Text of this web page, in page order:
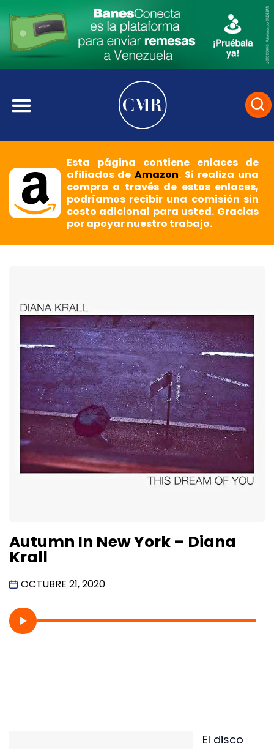
Esta página contiene enlaces de
afiliados deAmazon. Si realiza una
compra a través de estos enlaces,
podríamos recibir una comisión sin
costo adicional para usted. Gracias
por apoyar nuestro trabajo.
Autumn In New York – Diana
Krall
OCTUBRE 21, 2020
El disco